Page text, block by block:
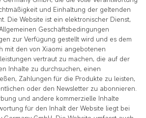
und Einhaltung der geltenden
Die Website ist ein elektronischer Dienst,
Geschäftsbedingungen
zur Verfügung gestellt wird und es dem
mit den von Xiaomi angebotenen
vertraut zu machen, die auf der
Inhalte zu durchsuchen, einen
Zahlungen für die Produkte zu leisten,
oder den Newsletter zu abonnieren.
und andere kommerzielle Inhalte
für den Inhalt der Website liegt bei